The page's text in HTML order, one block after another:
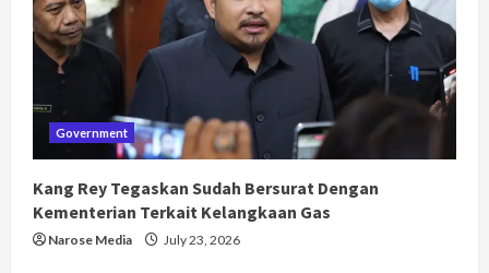
Government
Kang Rey Tegaskan Sudah Bersurat Dengan
Kementerian Terkait Kelangkaan Gas
Narose Media July 23, 2026